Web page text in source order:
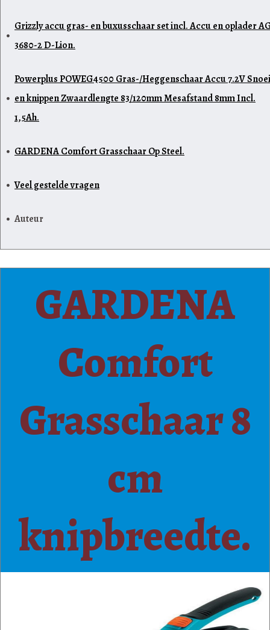
Grizzly accu gras- en buxusschaar set incl. Accu en oplader
3680-2 D-Lion.
Powerplus POWEG4500 Gras-/Heggenschaar Accu 7.2V
en knippen Zwaardlengte 83/120mm Mesafstand 8mm Incl.
1,5Ah.
GARDENA Comfort Grasschaar Op Steel.
Veel gestelde vragen
Auteur
GARDENA
Comfort
Grasschaar 8
cm
knipbreedte.